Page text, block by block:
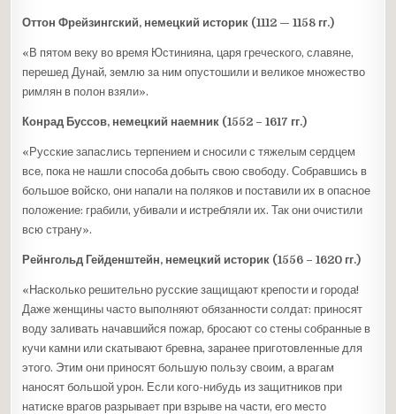
Оттон Фрейзингский, немецкий историк (1112 — 1158 гг.)
«В пятом веку во время Юстинияна, царя греческого, славяне,
перешед Дунай, землю за ним опустошили и великое множество
римлян в полон взяли».
Конрад Буссов, немецкий наемник (1552 – 1617 гг.)
«Русские запаслись терпением и сносили с тяжелым сердцем
все, пока не нашли способа добыть свою свободу. Собравшись в
большое войско, они напали на поляков и поставили их в опасное
положение: грабили, убивали и истребляли их. Так они очистили
всю страну».
Рейнгольд Гейденштейн, немецкий историк (1556 – 1620 гг.)
«Насколько решительно русские защищают крепости и города!
Даже женщины часто выполняют обязанности солдат: приносят
воду заливать начавшийся пожар, бросают со стены собранные в
кучи камни или скатывают бревна, заранее приготовленные для
этого. Этим они приносят большую пользу своим, а врагам
наносят большой урон. Если кого-нибудь из защитников при
натиске врагов разрывает при взрыве на части, его место